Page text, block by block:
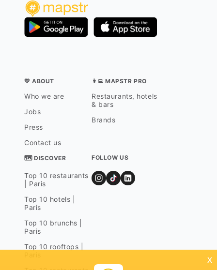
💛 ABOUT
Who we are
Jobs
Press
Contact us
👨‍💻 MAPSTR PRO
Restaurants, hotels
& bars
Brands
🗺 DISCOVER
Top 10 restaurants
| Paris
Top 10 hotels |
Paris
Top 10 brunchs |
Paris
Top 10 rooftops |
FOLLOW US
x